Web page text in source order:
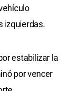
izquierdas.
estabilizar la
por vencer